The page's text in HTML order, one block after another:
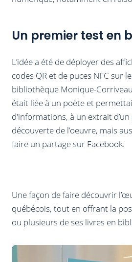
Un premier test en
L’idée a été de déployer des
codes QR et de puces NFC sur
bibliothèque Monique-
était liée à un poète et
d'informations, à un extrait d’un
découverte de l’oeuvre, mais
faire un partage sur Facebook.
Une façon de faire découvrir
québécois, tout en offrant la
ou plusieurs de ses livres en